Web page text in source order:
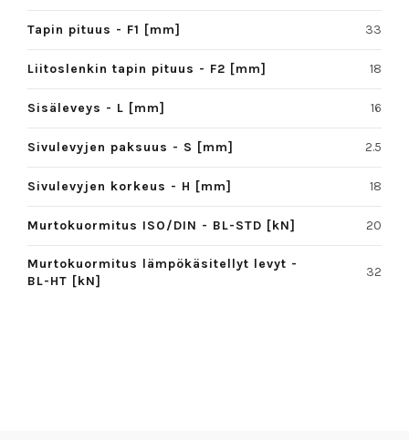
Tapin pituus - F1 [mm] 33
Liitoslenkin tapin pituus - F2 [mm] 18
Sisäleveys - L [mm] 16
Sivulevyjen paksuus - S [mm] 2.5
Sivulevyjen korkeus - H [mm] 18
Murtokuormitus ISO/DIN - BL-STD [kN] 20
Murtokuormitus lämpökäsitellyt levyt -
BL-HT [kN]
32